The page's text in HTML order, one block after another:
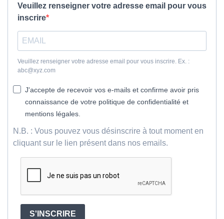
Veuillez renseigner votre adresse email pour vous
inscrire
Veuillez renseigner votre adresse email pour vous inscrire. Ex. :
abc@xyz.com
J'accepte de recevoir vos e-mails et confirme avoir pris
connaissance de votre politique de confidentialité et
mentions légales.
N.B. : Vous pouvez vous désinscrire à tout moment en
cliquant sur le lien présent dans nos emails.
S'INSCRIRE